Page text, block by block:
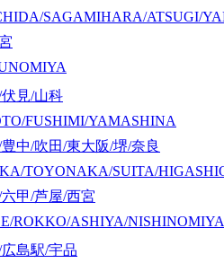
SAGAMIHARA/ATSUGI/
見/山科
FUSHIMI/YAMASHINA
中/吹田/東大阪/堺/奈良
TOYONAKA/SUITA/
甲/芦屋/西宮
ROKKO/ASHIYA/NISHINOMIYA
島駅/宇品